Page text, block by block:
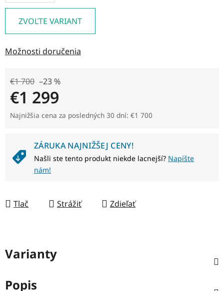
ZVOĽTE VARIANT
Možnosti doručenia
€1 700 –23 %
€1 299
Jednotková cena:
Najnižšia cena za posledných 30 dní: €1 700
ZÁRUKA NAJNIŽŠEJ CENY!
Našli ste tento produkt niekde lacnejší? Napíšte
nám!
Tlač Strážiť Zdieľať
Varianty
Popis